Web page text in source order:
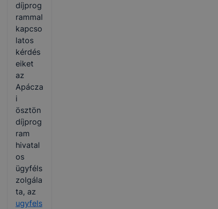
díjprog
rammal
kapcso
latos
kérdés
eiket
az
Apácza
i
ösztön
díjprog
ram
hivatal
os
ügyféls
zolgála
ta, az
ugyfels